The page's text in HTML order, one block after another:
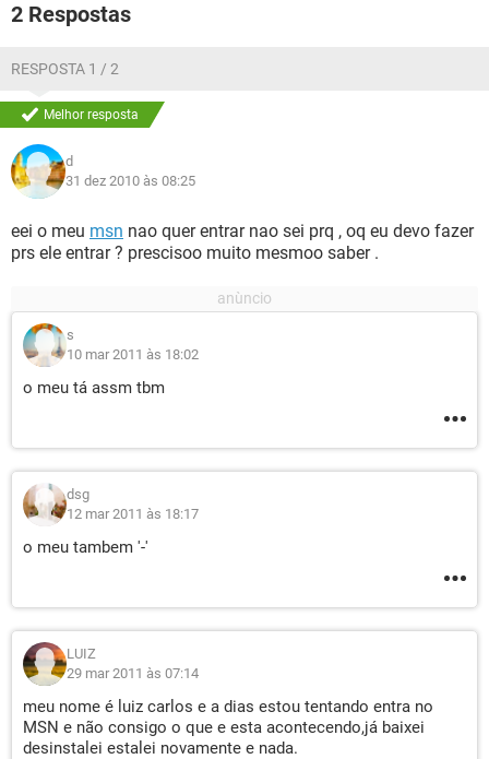
2 Respostas
RESPOSTA 1 / 2
Melhor resposta
d
31 dez 2010 às 08:25
eei o meu msn nao quer entrar nao sei prq , oq eu devo fazer
prs ele entrar ? prescisoo muito mesmoo saber .
s
10 mar 2011 às 18:02
o meu tá assm tbm
dsg
12 mar 2011 às 18:17
o meu tambem '-'
LUIZ
29 mar 2011 às 07:14
meu nome é luiz carlos e a dias estou tentando entra no
MSN e não consigo o que e esta acontecendo,já baixei
desinstalei estalei novamente e nada.